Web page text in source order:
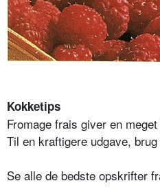
Kokketips
Fromage frais giver en
Til en kraftigere udgave,
Se alle de bedste opskrifter